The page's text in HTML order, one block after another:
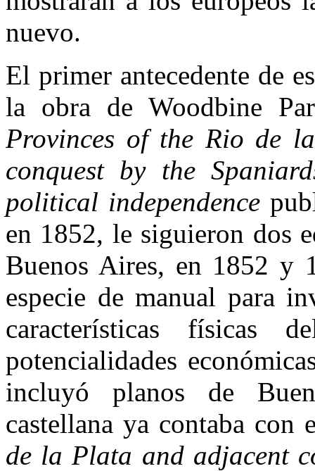
nuevo.
El primer antecedente de
la obra de Woodbine
Provinces of the Rio de
conquest by the
political independence
en 1852, le siguieron dos
Buenos Aires, en 1852 y
especie de manual para
características físicas
potencialidades
incluyó planos de
castellana ya contaba con
de la Plata and adjacent